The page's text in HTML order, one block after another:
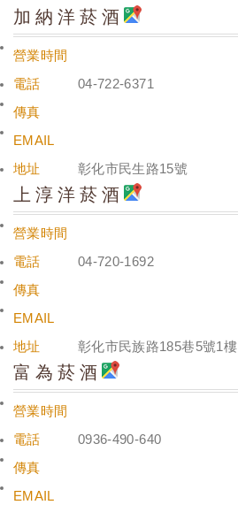
加納洋菸酒
營業時間
電話
04-722-6371
傳真
EMAIL
地址
彰化市民生路15號
上淳洋菸酒
營業時間
電話
04-720-1692
傳真
EMAIL
地址
彰化市民族路185巷5號1樓
富為菸酒
營業時間
電話
0936-490-640
傳真
EMAIL